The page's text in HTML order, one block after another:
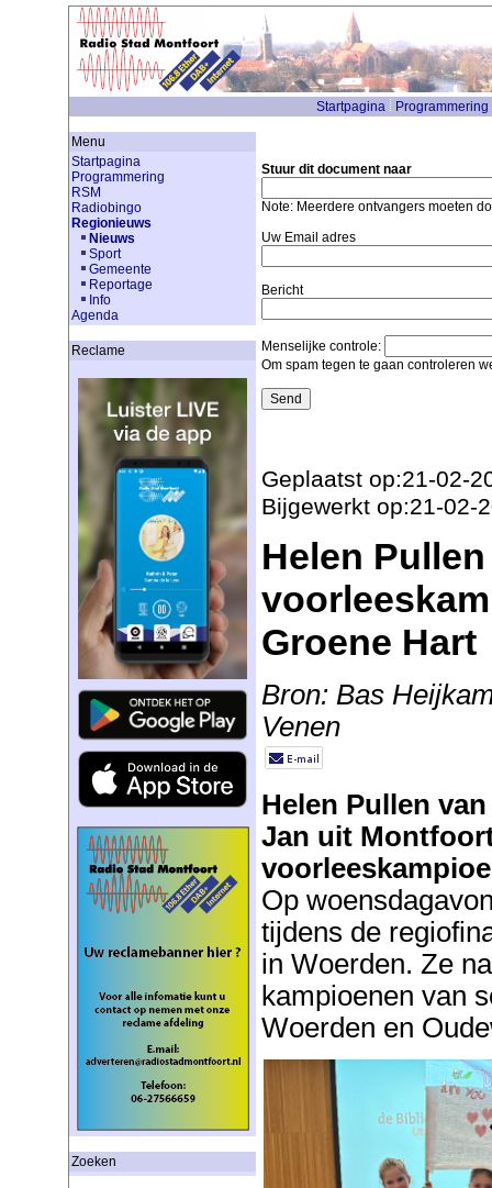
Startpagina Programmering
Menu
Startpagina
Programmering
RSM
Radiobingo
Regionieuws
Nieuws
Sport
Gemeente
Reportage
Info
Agenda
Reclame
Zoeken
Stuur dit document naar
Note: Meerdere ontvangers moeten
Uw Email adres
Bericht
Menselijke controle:
Om spam tegen te gaan controleren
Geplaatst op:21-02-
Bijgewerkt op:21-02-
Helen
Groene Hart
Bron: Bas
Venen
Helen Pullen
Jan uit
Op
tijdens de
in Woerden. Ze
kampioenen van
Woerden en